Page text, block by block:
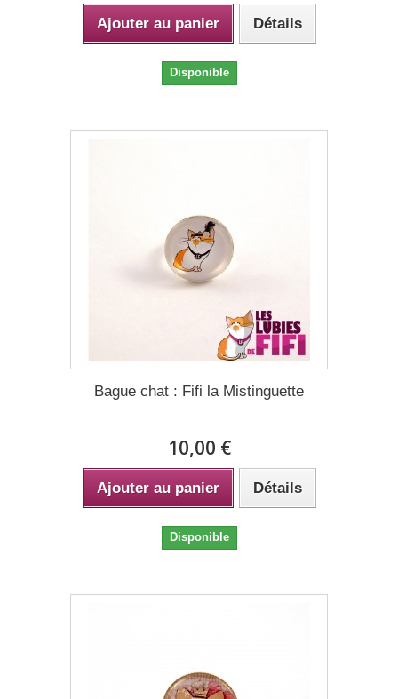
Ajouter au panier Détails
Disponible
Bague chat : Fifi la Mistinguette
10,00 €
Ajouter au panier Détails
Disponible